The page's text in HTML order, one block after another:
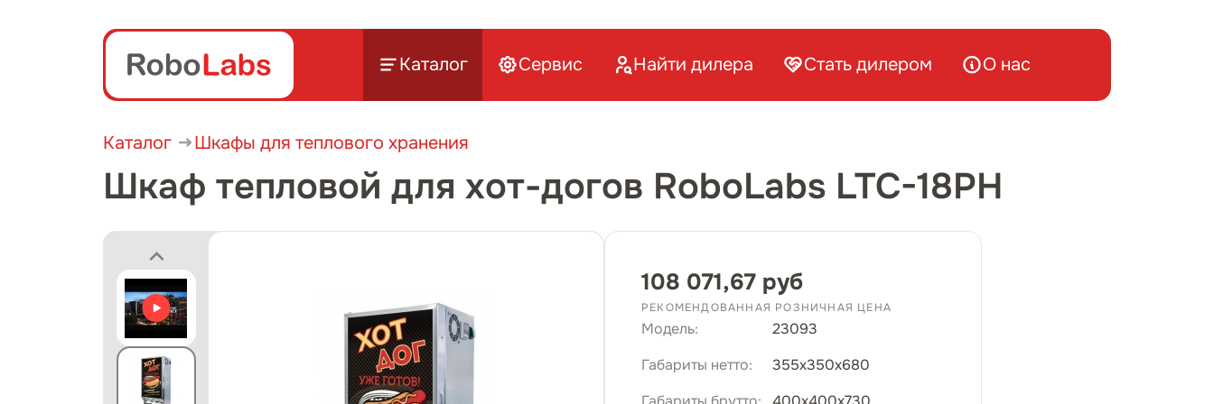
Каталог Сервис Найти дилера Стать дилером О нас
Каталог Шкафы для теплового хранения
Шкаф тепловой для хот-догов RoboLabs LTC-18PH
108 071,67 руб
РЕКОМЕНДОВАННАЯ РОЗНИЧНАЯ ЦЕНА
Модель:
23093
Габариты нетто:
355х350х680